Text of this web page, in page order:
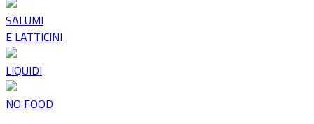
SALUMI
E LATTICINI
LIQUIDI
NO FOOD